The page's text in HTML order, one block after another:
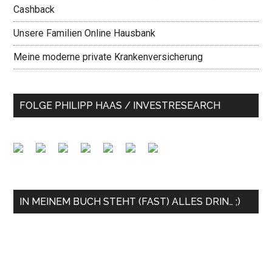
Cashback
Unsere Familien Online Hausbank
Meine moderne private Krankenversicherung
FOLGE PHILIPP HAAS / INVESTRESEARCH
IN MEINEM BUCH STEHT (FAST) ALLES DRIN… ;)